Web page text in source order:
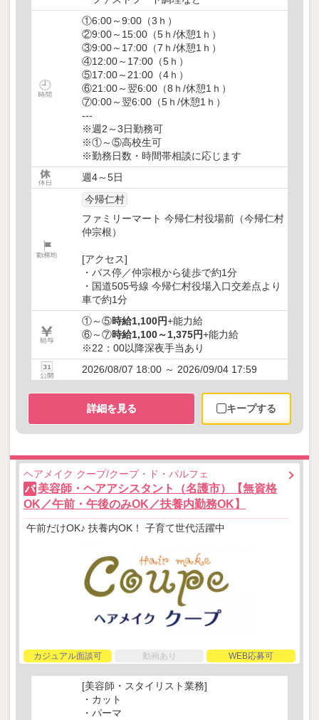
①6:00～9:00（3ｈ）
②9:00～15:00（5ｈ/休憩1ｈ）
③9:00～17:00（7ｈ/休憩1ｈ）
④12:00～17:00（5ｈ）
⑤17:00～21:00（4ｈ）
⑥21:00～翌6:00（8ｈ/休憩1ｈ）
⑦0:00～翌6:00（5ｈ/休憩1ｈ）
---
※週2～3日勤務可
※①～⑤高校生可
※勤務日数・時間帯相談に応じます
週4～5日
今帰仁村
ファミリーマート 今帰仁村役場前（今帰仁村
仲宗根）
[アクセス]
・バス停／仲宗根から徒歩で約1分
・国道505号線 今帰仁村役場入口交差点より
車で約1分
①～⑤時給1,100円+能力給
⑥～⑦時給1,100～1,375円+能力給
※22：00以降深夜手当あり
2026/08/07 18:00 ～ 2026/09/04 17:59
詳細を見る キープする
ヘアメイク クープ/クープ・ド・パルフェ
パ 美容師・ヘアアシスタント（名護市）【無資格
OK／午前・午後のみOK／扶養内勤務OK】
午前だけOK♪ 扶養内OK！ 子育て世代活躍中
カジュアル面談可 動画あり WEB応募可
[美容師・スタイリスト業務]
・カット
・パーマ